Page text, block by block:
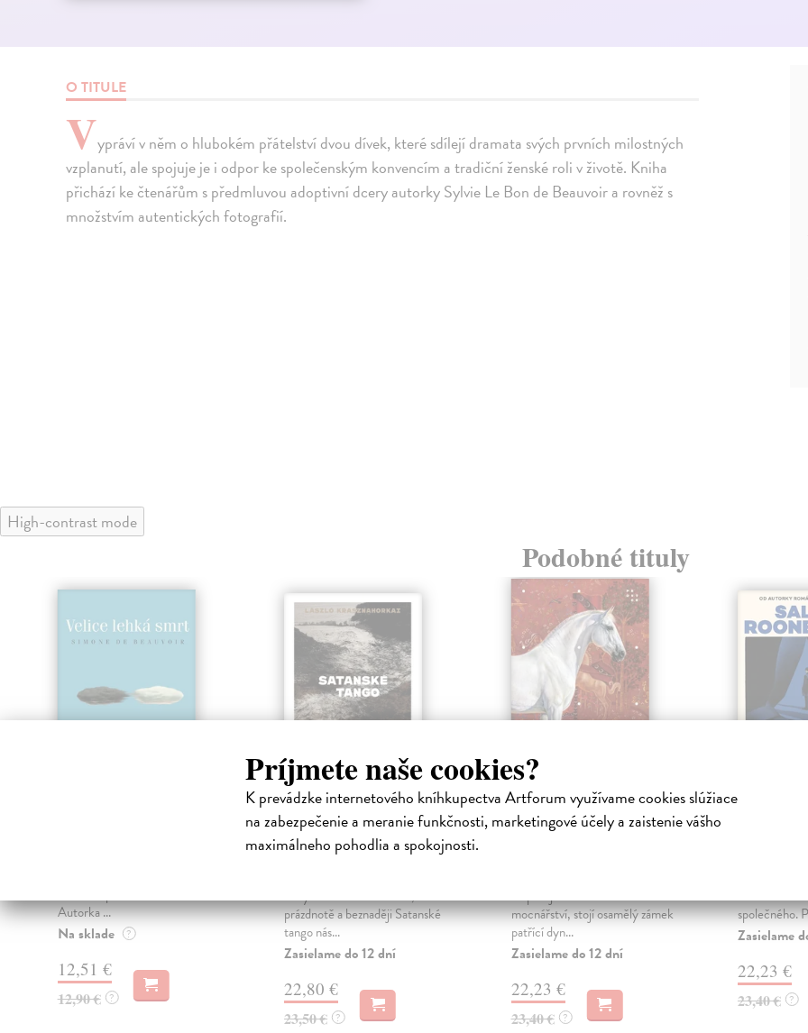
Príjmete naše cookies?
K prevádzke internetového kníhkupectva Artforum využívame cookies slúžiace
na zabezpečenie a meranie funkčnosti, marketingové účely a zaistenie vášho
maximálneho pohodlia a spokojnosti.
O TITULE
Vypráví v něm o hlubokém přátelství dvou dívek, které sdílejí dramata svých prvních milostných
vzplanutí, ale spojuje je i odpor ke společenským konvencím a tradiční ženské roli v životě. Kniha
přichází ke čtenářům s předmluvou adoptivní dcery autorky Sylvie Le Bon de Beauvoir a rovněž s
množstvím autentických fotografií.
High-contrast mode
Podobné tituly
Autorka ...
Na sklade ?
12,51 €
12,90 € ?
Satanské tango
(české vydanie)
Krasznahorkai László
| Kniha
ceny za literaturu o zkáze,
prázdnotě a beznaději Satanské
tango nás...
Zasielame do 12 dní
22,80 €
23,50 € ?
Lázár (české
vydanie)
rozpadajícím se uherském
mocnářství, stojí osamělý zámek
patřící dyn...
Zasielame do 12 dní
22,23 €
23,40 € ?
Peter a Ivan
společného.
Zasielame
22,23 €
23,40 € ?